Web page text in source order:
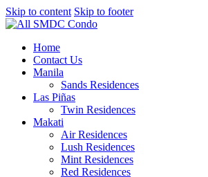
Skip to content Skip to footer
Home
Contact Us
Manila
Sands Residences
Las Piñas
Twin Residences
Makati
Air Residences
Lush Residences
Mint Residences
Red Residences